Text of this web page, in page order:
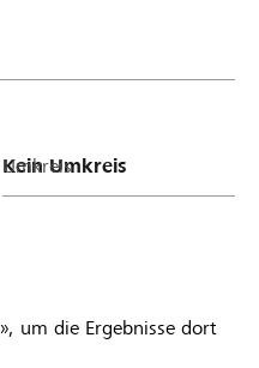
Umkreis
», um die Ergebnisse dort